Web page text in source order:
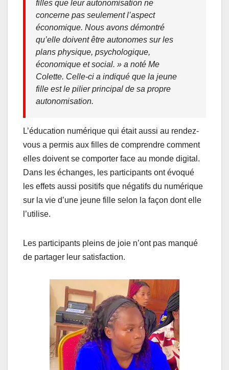
filles que leur autonomisation ne
concerne pas seulement l’aspect
économique. Nous avons démontré
qu’elle doivent être autonomes sur les
plans physique, psychologique,
économique et social. » a noté Me
Colette. Celle-ci a indiqué que la jeune
fille est le pilier principal de sa propre
autonomisation.
L’éducation numérique qui était aussi au rendez-
vous a permis aux filles de comprendre comment
elles doivent se comporter face au monde digital.
Dans les échanges, les participants ont évoqué
les effets aussi positifs que négatifs du numérique
sur la vie d’une jeune fille selon la façon dont elle
l’utilise.
Les participants pleins de joie n’ont pas manqué
de partager leur satisfaction.